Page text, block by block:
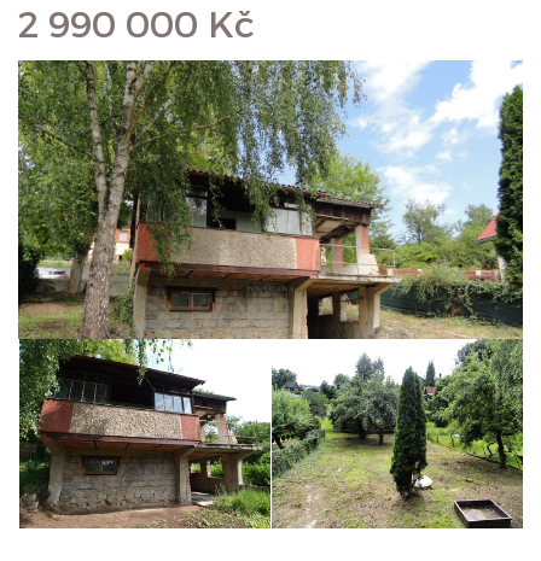
2 990 000 Kč